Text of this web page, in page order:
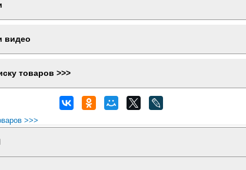
видео
товаров >>>
>>>